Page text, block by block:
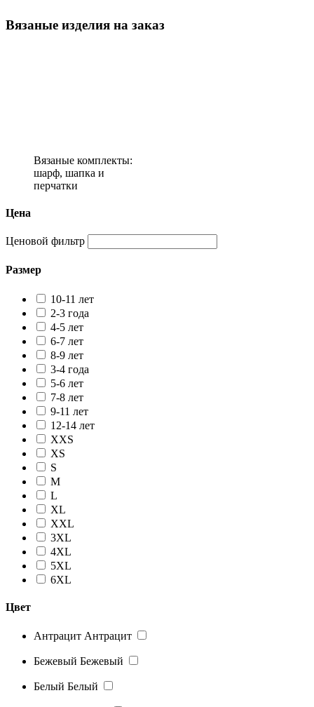
Вязаные изделия на заказ
Вязаные комплекты:
шарф, шапка и
перчатки
Цена
Ценовой фильтр
Размер
10-11 лет
2-3 года
4-5 лет
6-7 лет
8-9 лет
3-4 года
5-6 лет
7-8 лет
9-11 лет
12-14 лет
XXS
XS
S
M
L
XL
XXL
3XL
4XL
5XL
6XL
Цвет
Антрацит Антрацит
Бежевый Бежевый
Белый Белый